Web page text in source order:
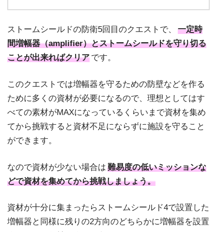
ストームシールドの防衛5回目のクエストで、
一定時
間増幅器（amplifier）とストームシールドを守り切る
ことが出来ればクリア です。
このクエストでは増幅器を守るための防壁などを作る
ために多くの資材が必要になるので、理想としてはす
べての素材がMAXになっているくらいまで資材を集め
てから挑戦すると資材不足にならずに施設を守ること
ができます。
なので資材が少ない場合は 難易度の低いミッションな
どで資材を集めてから挑戦しましょう。
資材が十分に集まったらストームシールド4で設置した
増幅器と同様に残りの2方向のどちらかに増幅器を設置